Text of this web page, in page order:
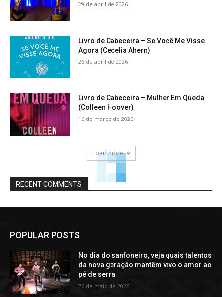
29 de abril de 2026
Livro de Cabeceira – Se Você Me Visse
Agora (Cecelia Ahern)
26 de abril de 2026
Livro de Cabeceira – Mulher Em Queda
(Colleen Hoover)
16 de março de 2026
Load more
RECENT COMMENTS
POPULAR POSTS
No dia do sanfoneiro, veja quais talentos
da nova geração mantêm vivo o amor ao
pé de serra
26 de maio de 2026